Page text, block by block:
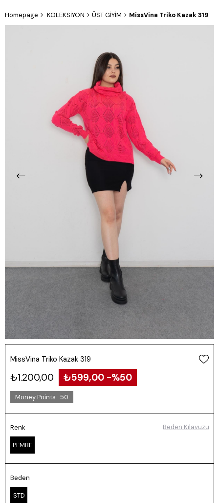
Homepage KOLEKSİYON ÜST GİYİM MissVina Triko Kazak 319
MissVina Triko Kazak 319
₺1.200,00 ₺599,00 50
Money Points : 50
Renk
PEMBE
Beden
STD
Beden Kılavuzu